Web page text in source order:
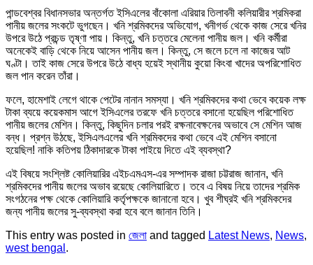
পান্ডবেশ্বর বিধানসভার অন্তর্গত ইসিএলের বাঁকোলা এরিয়ার তিলাবনী কলিয়ারীর শ্রমিকরা
পানীয় জলের সংকটে ভুগছেন। খনি শ্রমিকদের অভিযোগ, খনীগর্ভ থেকে কাজ সেরে খনির
উপরে উঠে প্রচন্ড তৃষ্ণা পায়। কিন্তু, খনি চত্তরে মেলেনা পানীয় জল। খনি কর্মীরা
অনেকেই বাড়ি থেকে নিয়ে আসেন পানীয় জল। কিন্তু, সে জলে চলে না কাজের আট
ঘণ্টা। তাই কাজ সেরে উপরে উঠে বাধ্য হয়েই স্থানীয় কুয়ো কিংবা খাদের অপরিশোধিত
জল পান করেন তাঁরা।
ফলে, হামেশাই লেগে থাকে পেটের নানান সমস্যা। খনি শ্রমিকদের কথা ভেবে কয়েক লক্ষ
টাকা ব্যয়ে কয়েকমাস আগে ইসিএলের তরফে খনি চত্তরে বসানো হয়েছিল পরিশোধিত
পানীয় জলের মেশিন। কিন্তু, কিছুদিন চলার পরই রক্ষনাবেক্ষনের অভাবে সে মেশিন আজ
বন্ধ। প্রশ্ন উঠছে, ইসিএলএলের খনি শ্রমিকদের কথা ভেবে এই মেশিন বসানো
হয়েছিল! নাকি কতিপয় ঠিকাদারকে টাকা পাইয়ে দিতে এই ব্যবস্থা?
এই বিষয়ে সংশ্লিষ্ট কোলিয়ারির এইচএমএস-এর সম্পাদক রাজা চট্টরাজ জানান, খনি
শ্রমিকদের পানীয় জলের অভাব রয়েছে কোলিয়ারিতে। তবে এ বিষয় নিয়ে তাদের শ্রমিক
সংগঠনের পক্ষ থেকে কোলিয়ারি কর্তৃপক্ষকে জানানো হবে। খুব শীঘ্রই খনি শ্রমিকদের
জন্য পানীয় জলের সু-ব্যবস্থা করা হবে বলে জানান তিনি।
This entry was posted in জেলা and tagged Latest News, News,
west bengal .